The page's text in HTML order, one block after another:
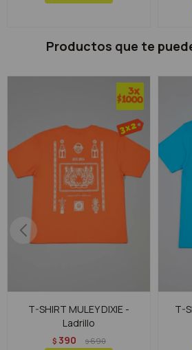
Productos que te
T-SHIRT MULEY DIXIE -
Ladrillo
$ 390 $690
T-